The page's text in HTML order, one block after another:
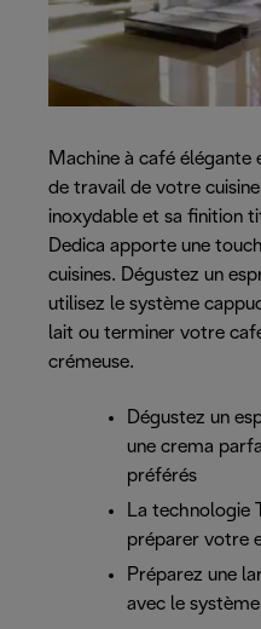
Machine à café
de travail de votre
inoxydable et sa finition
Dedica apporte une
cuisines. Dégustez un
utilisez le système
lait ou terminer votre
crémeuse.
Dégustez un
une crema
préférés
La technologie
préparer votre
Préparez une
avec le